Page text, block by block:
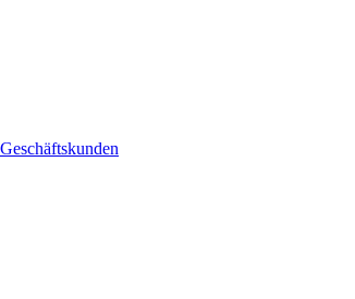
Geschäftskunden